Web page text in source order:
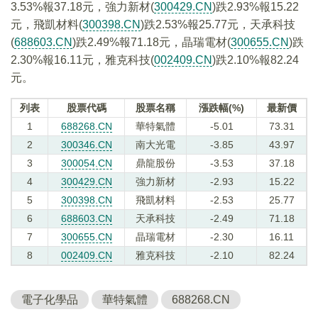
3.53%報37.18元，強力新材(300429.CN)跌2.93%報15.22
元，飛凱材料(300398.CN)跌2.53%報25.77元，天承科技
(688603.CN)跌2.49%報71.18元，晶瑞電材(300655.CN)跌
2.30%報16.11元，雅克科技(002409.CN)跌2.10%報82.24
元。
列表 股票代碼 股票名稱 漲跌幅(%)
最新價
1
688268.CN 華特氣體 -5.01
73.31
2
300346.CN 南大光電 -3.85
43.97
3
300054.CN 鼎龍股份 -3.53
37.18
4
300429.CN 強力新材 -2.93
15.22
5
300398.CN 飛凱材料 -2.53
25.77
6
688603.CN 天承科技 -2.49
71.18
7
300655.CN 晶瑞電材 -2.30
16.11
8
002409.CN 雅克科技 -2.10 82.24
電子化學品 華特氣體 688268.CN